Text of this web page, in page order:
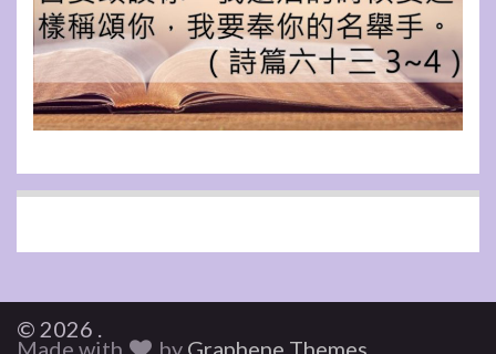
© 2026 .
Made with by Graphene Themes